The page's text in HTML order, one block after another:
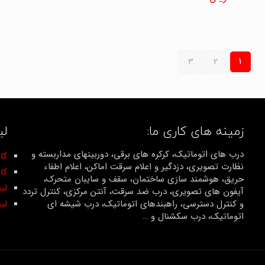
1
2
3
زمینه های کاری ما:
درب های اتوماتیک، کرکره های برقی، دوربینهای مداربسته و
نظارت تصویری، دزدگیر و اعلام سرقت اماکن، اعلام اطفاء
حریق، هوشمند سازی ساختمان، سقف و سایبان متحرک،
آیفون های تصویری، درب ضد سرقت، آنتن مرکزی، کنترل تردد
و کنترل دسترسی، راهبندهای اتوماتیک، درب شیشه ای
اتوماتیک، درب سکشنال و …